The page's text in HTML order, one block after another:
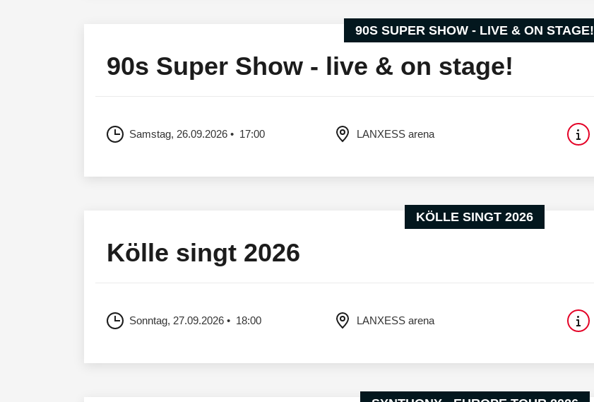
90S SUPER SHOW - LIVE & ON STAGE!
90s Super Show - live & on stage!
Samstag, 26.09.2026 17:00 LANXESS arena
KÖLLE SINGT 2026
Kölle singt 2026
Sonntag, 27.09.2026 18:00 LANXESS arena